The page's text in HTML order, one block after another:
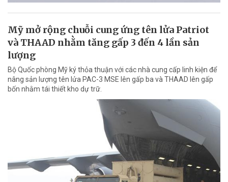
Mỹ mở rộng chuỗi cung ứng tên lửa Patriot
và THAAD nhằm tăng gấp 3 đến 4 lần sản
lượng
Bộ Quốc phòng Mỹ ký thỏa thuận với các nhà cung cấp linh kiện để
nâng sản lượng tên lửa PAC-3 MSE lên gấp ba và THAAD lên gấp
bốn nhằm tái thiết kho dự trữ.